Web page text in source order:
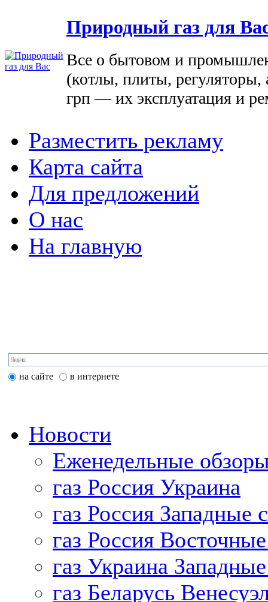
Природный газ для
Все о бытовом и
(котлы, плиты, регуляторы,
грп — их эксплуатация и
Разместить рекламу
Карта сайта
Для предложений
О нас
На главную
на сайте в интернете
Новости
Еженедельные
газ Россия Украина
газ Россия Западные
газ Россия
газ Украина
газ Беларусь